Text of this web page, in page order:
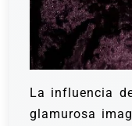
La influencia
glamurosa